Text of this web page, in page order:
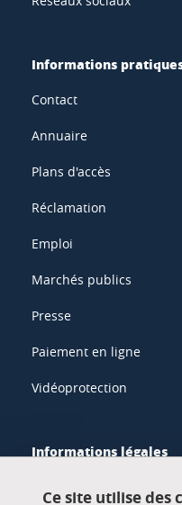
Informations
Contact
Annuaire
Plans d'accès
Réclamation
Emploi
Marchés publics
Presse
Paiement en ligne
Vidéoprotection
Informations légales
Ce site utilise des